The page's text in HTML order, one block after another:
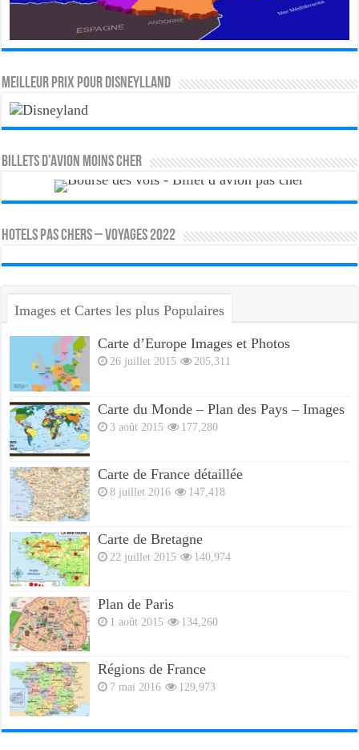
MEILLEUR PRIX POUR DISNEYLLAND
Billets d’avion moins cher
HOTELS PAS CHERS – VOYAGES 2022
Images et Cartes les plus Populaires
Carte d’Europe Images et Photos
26 juillet 2015 205,311
Carte du Monde – Plan des Pays – Images
3 août 2015 177,280
Carte de France détaillée
8 juillet 2016 147,418
Carte de Bretagne
22 juillet 2015 140,974
Plan de Paris
1 août 2015 134,260
Régions de France
7 mai 2016 129,973